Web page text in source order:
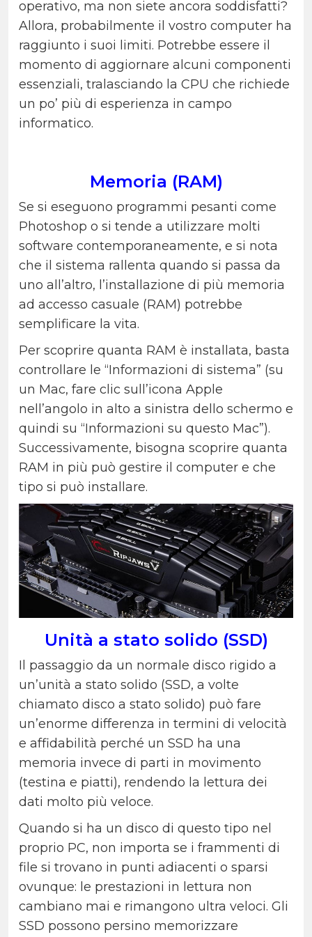
operativo, ma non siete ancora soddisfatti?
Allora, probabilmente il vostro computer ha
raggiunto i suoi limiti. Potrebbe essere il
momento di aggiornare alcuni componenti
essenziali, tralasciando la CPU che richiede
un po’ più di esperienza in campo
informatico.
Memoria (RAM)
Se si eseguono programmi pesanti come
Photoshop o si tende a utilizzare molti
software contemporaneamente, e si nota
che il sistema rallenta quando si passa da
uno all’altro, l’installazione di più memoria
ad accesso casuale (RAM) potrebbe
semplificare la vita.
Per scoprire quanta RAM è installata, basta
controllare le “Informazioni di sistema” (su
un Mac, fare clic sull’icona Apple
nell’angolo in alto a sinistra dello schermo e
quindi su “Informazioni su questo Mac”).
Successivamente, bisogna scoprire quanta
RAM in più può gestire il computer e che
tipo si può installare.
Unità a stato solido (SSD)
Il passaggio da un normale disco rigido a
un’unità a stato solido (SSD, a volte
chiamato disco a stato solido) può fare
un’enorme differenza in termini di velocità
e affidabilità perché un SSD ha una
memoria invece di parti in movimento
(testina e piatti), rendendo la lettura dei
dati molto più veloce.
Quando si ha un disco di questo tipo nel
proprio PC, non importa se i frammenti di
file si trovano in punti adiacenti o sparsi
ovunque: le prestazioni in lettura non
cambiano mai e rimangono ultra veloci. Gli
SSD possono persino memorizzare